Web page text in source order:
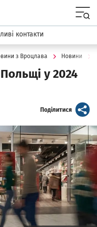
контакти
з Вроцлава Новини
у 2024
Поділитися artykuł